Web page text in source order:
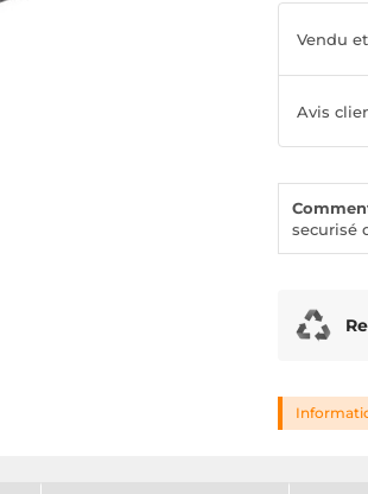
Vendu
Avis
securisé